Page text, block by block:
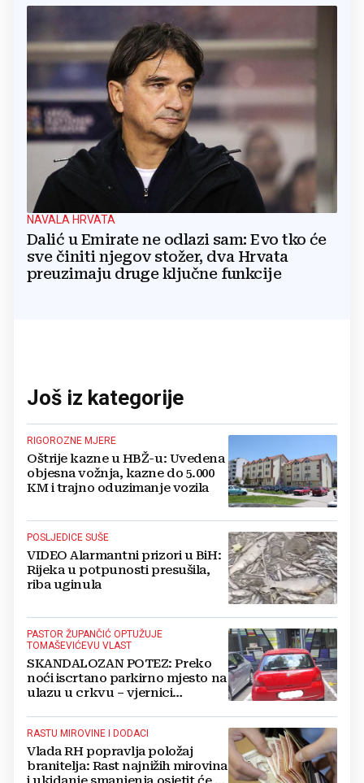
NAVALA HRVATA
Dalić u Emirate ne odlazi sam: Evo tko će
sve činiti njegov stožer, dva Hrvata
preuzimaju druge ključne funkcije
Još iz kategorije
RIGOROZNE MJERE
Oštrije kazne u HBŽ-u: Uvedena
objesna vožnja, kazne do 5.000
KM i trajno oduzimanje vozila
POSLJEDICE SUŠE
VIDEO Alarmantni prizori u BiH:
Rijeka u potpunosti presušila,
riba uginula
PASTOR ŽUPANČIĆ OPTUŽUJE
TOMAŠEVIĆEVU VLAST
SKANDALOZAN POTEZ: Preko
noći iscrtano parkirno mjesto na
ulazu u crkvu – vjernici
RASTU MIROVINE I DODACI
Vlada RH popravlja položaj
branitelja: Rast najnižih mirovina